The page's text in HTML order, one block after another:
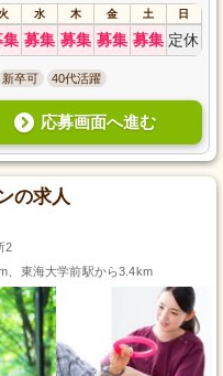
火 水 木 金 土 日
集 募集 募集 募集 募集 定休
新卒可 40代活躍
応募画面へ進む
の求人
2
、東海大学前駅から3.4km